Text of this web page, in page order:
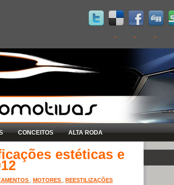
CONCEITOS ALTA RODA
estéticas e
MOTORES REESTILIZAÇÕES